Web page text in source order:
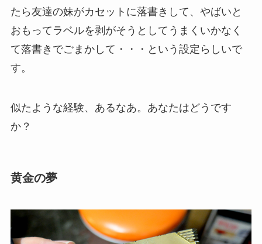
たら友達の妹がカセットに落書きして、やばいと
おもってラベルを剥がそうとしてうまくいかなく
て落書きでごまかして・・・という設定らしいで
す。
似たような経験、あるなあ。あなたはどうです
か？
黄金の夢